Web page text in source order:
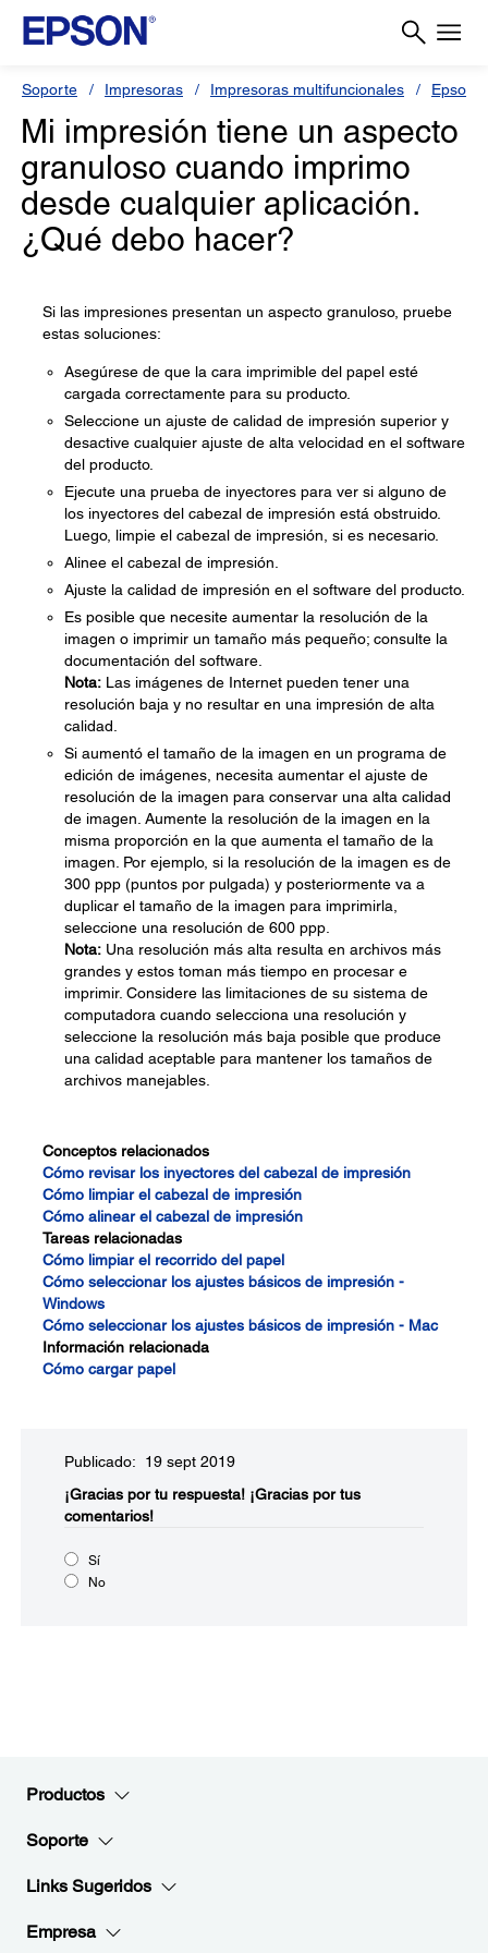
Soporte Impresoras Impresoras multifuncionales Epson
Mi impresión tiene un aspecto
granuloso cuando imprimo
desde cualquier aplicación.
¿Qué debo hacer?
Si las impresiones presentan un aspecto granuloso, pruebe
estas soluciones:
Asegúrese de que la cara imprimible del papel esté
cargada correctamente para su producto.
Seleccione un ajuste de calidad de impresión superior y
desactive cualquier ajuste de alta velocidad en el software
del producto.
Ejecute una prueba de inyectores para ver si alguno de
los inyectores del cabezal de impresión está obstruido.
Luego, limpie el cabezal de impresión, si es necesario.
Alinee el cabezal de impresión.
Ajuste la calidad de impresión en el software del producto.
Es posible que necesite aumentar la resolución de la
imagen o imprimir un tamaño más pequeño; consulte la
documentación del software.
Nota: Las imágenes de Internet pueden tener una
resolución baja y no resultar en una impresión de alta
calidad.
Si aumentó el tamaño de la imagen en un programa de
edición de imágenes, necesita aumentar el ajuste de
resolución de la imagen para conservar una alta calidad
de imagen. Aumente la resolución de la imagen en la
misma proporción en la que aumenta el tamaño de la
imagen. Por ejemplo, si la resolución de la imagen es de
300 ppp (puntos por pulgada) y posteriormente va a
duplicar el tamaño de la imagen para imprimirla,
seleccione una resolución de 600 ppp.
Nota: Una resolución más alta resulta en archivos más
grandes y estos toman más tiempo en procesar e
imprimir. Considere las limitaciones de su sistema de
computadora cuando selecciona una resolución y
seleccione la resolución más baja posible que produce
una calidad aceptable para mantener los tamaños de
archivos manejables.
Conceptos relacionados
Cómo revisar los inyectores del cabezal de impresión
Cómo limpiar el cabezal de impresión
Cómo alinear el cabezal de impresión
Tareas relacionadas
Cómo limpiar el recorrido del papel
Cómo seleccionar los ajustes básicos de impresión -
Windows
Cómo seleccionar los ajustes básicos de impresión - Mac
Información relacionada
Cómo cargar papel
Publicado: 19 sept 2019
¡Gracias por tu respuesta! ¡Gracias por tus
comentarios!
Sí
No
Productos
Soporte
Links Sugeridos
Empresa